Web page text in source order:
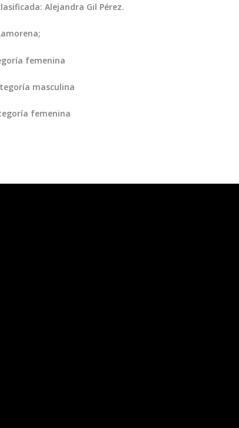
Alejandra Gil Pérez.
femenina
masculina
femenina